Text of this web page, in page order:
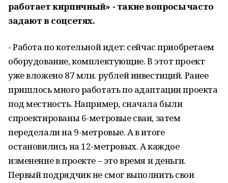
работает кирпичный» - такие вопросы часто
задают в соцсетях.
- Работа по котельной идет: сейчас приобретаем
оборудование, комплектующие. В этот проект
уже вложено 87 млн. рублей инвестиций. Ранее
пришлось много работать по адаптации проекта
под местность. Например, сначала были
спроектированы 6-метровые сваи, затем
переделали на 9-метровые. А в итоге
остановились на 12-метровых. А каждое
изменение в проекте – это время и деньги.
Первый подрядчик не смог выполнить свои